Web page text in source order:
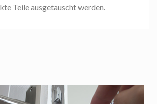
Teile ausgetauscht werden.